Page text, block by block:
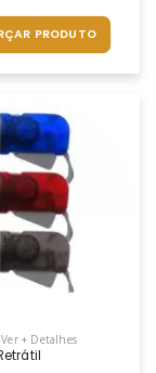
PRODUTO
Abs (acrilonitrila
Ver + Detalhes